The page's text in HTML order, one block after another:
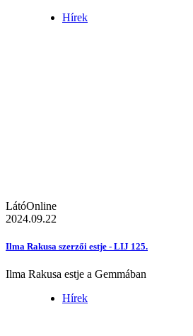
Hírek
LátóOnline
2024.09.22
Ilma Rakusa szerzői estje - LIJ 125.
Ilma Rakusa estje a Gemmában
Hírek